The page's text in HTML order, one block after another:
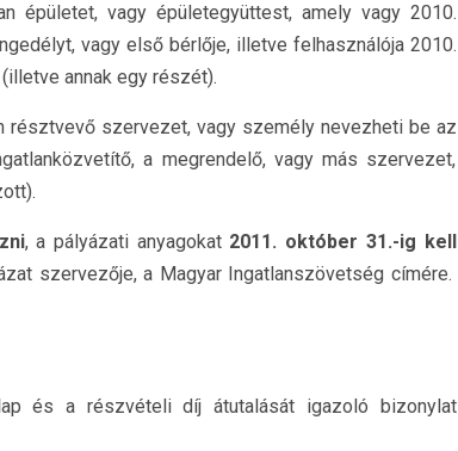
épületet, vagy épületegyüttest, amely vagy 2010.
vagy első bérlője, illetve felhasználója 2010.
annak egy részét).
szervezet, vagy személy nevezheti be az
a megrendelő, vagy más szervezet,
, a pályázati anyagokat 2011. október 31.-ig kell
szervezője, a Magyar Ingatlanszövetség címére.
és a részvételi díj átutalását igazoló bizonylat